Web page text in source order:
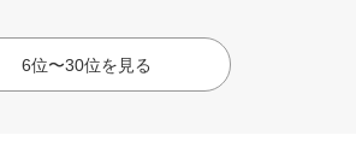
6位〜30位を見る